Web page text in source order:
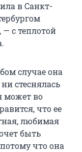
в Санкт-
с теплотой
случае она
стеснялась
может во
что ее
любимая
быть
что она